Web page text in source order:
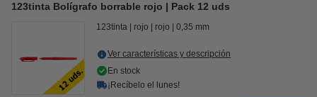
123tinta Bolígrafo borrable rojo | Pack 12 uds
123tinta rojo rojo 0,35 mm
Ver características y descripción
En stock
¡Recíbelo el lunes!